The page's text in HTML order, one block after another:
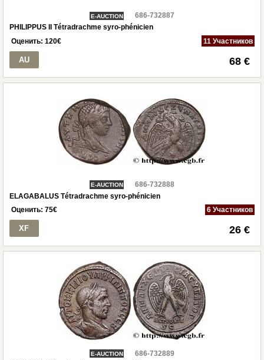
E-AUCTION
686-732887
PHILIPPUS II Tétradrachme syro-phénicien
Оценить: 120€ 11 Участников
AU 68 €
E-AUCTION
686-732888
ELAGABALUS Tétradrachme syro-phénicien
Оценить: 75€ 6 Участников
XF 26 €
E-AUCTION
686-732889